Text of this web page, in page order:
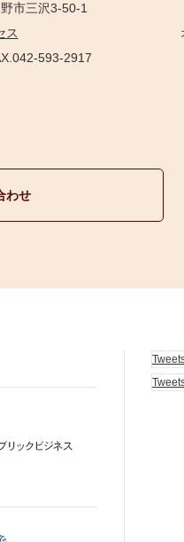
市三沢3-50-1
ス
593-2917
わせ